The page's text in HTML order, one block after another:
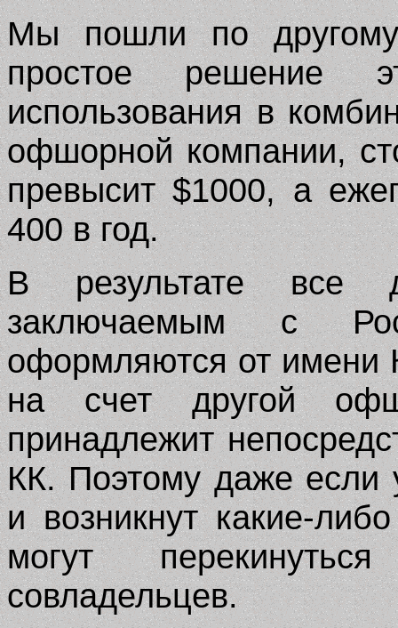
Мы пошли по
простое решение
использования в
офшорной компании,
превысит $1000, а
400 в год.
В результате все
заключаемым с
оформляются от имени
на счет другой
принадлежит
КК. Поэтому даже если
и возникнут какие-
могут
совладельцев.